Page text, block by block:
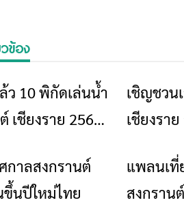
ข้อง
ข่าวเชียงราย
ว 10 พิกัดเล่นน้ำ
เชียงราย 2569
เชิญชวน
เชียงรา
พระนอน
2569
ข่าวเชียงราย
กาลสงกรานต์
ขึ้นปีใหม่ไทย
แพลนเที่
สงกราน